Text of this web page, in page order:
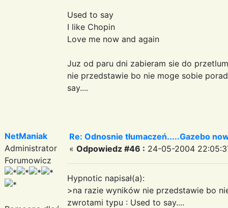
Used to say
I like Chopin
Love me now and again
Juz od paru dni zabieram sie do
nie przedstawie bo nie moge sobie
say....
NetManiak
Administrator
Forumowicz
Re: Odnosnie tłumaczeń.....Gazebo
« Odpowiedz #46 : 24-05-2004
Hypnotic napisał(a):
>na razie wyników nie przedstawie bo
zwrotami typu : Used to say....